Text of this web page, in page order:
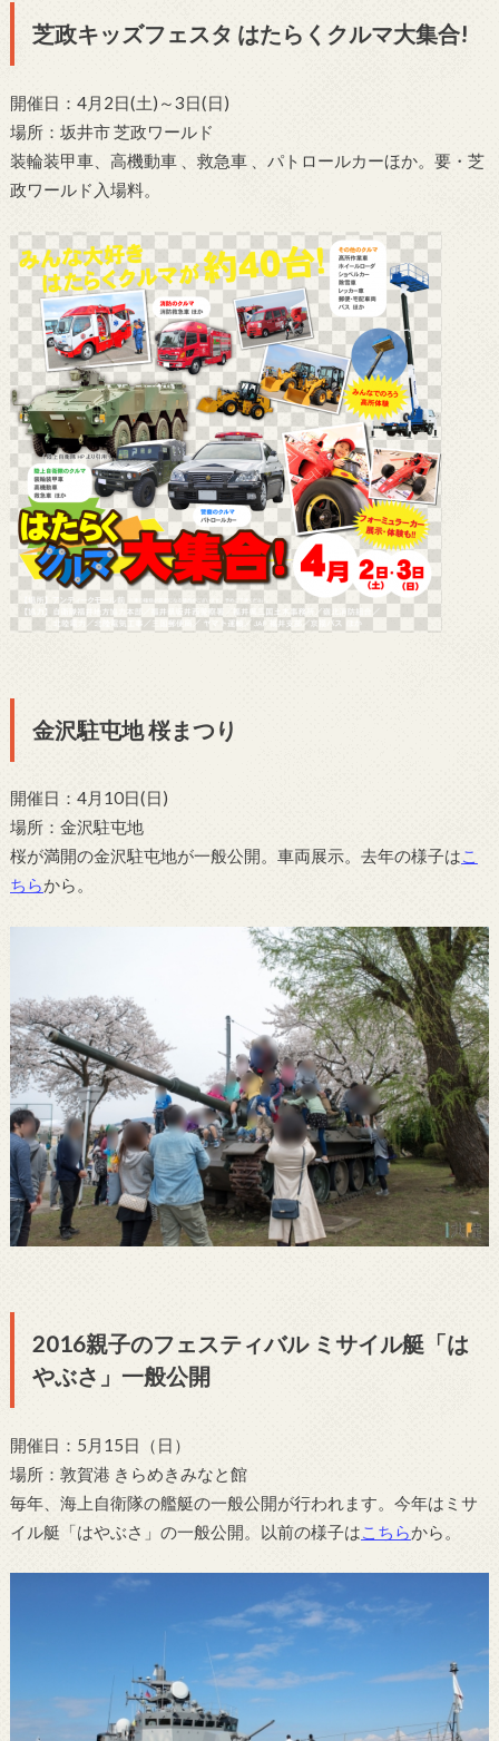
芝政キッズフェスタ はたらくクルマ大集合!
開催日：4月2日(土)～3日(日)
場所：坂井市 芝政ワールド
装輪装甲車、高機動車 、救急車 、パトロールカーほか。要・芝
政ワールド入場料。
金沢駐屯地 桜まつり
開催日：4月10日(日)
場所：金沢駐屯地
桜が満開の金沢駐屯地が一般公開。車両展示。去年の様子はこ
ちらから。
2016親子のフェスティバル ミサイル艇「は
やぶさ」一般公開
開催日：5月15日（日）
場所：敦賀港 きらめきみなと館
毎年、海上自衛隊の艦艇の一般公開が行われます。今年はミサ
イル艇「はやぶさ」の一般公開。以前の様子は こちらから。